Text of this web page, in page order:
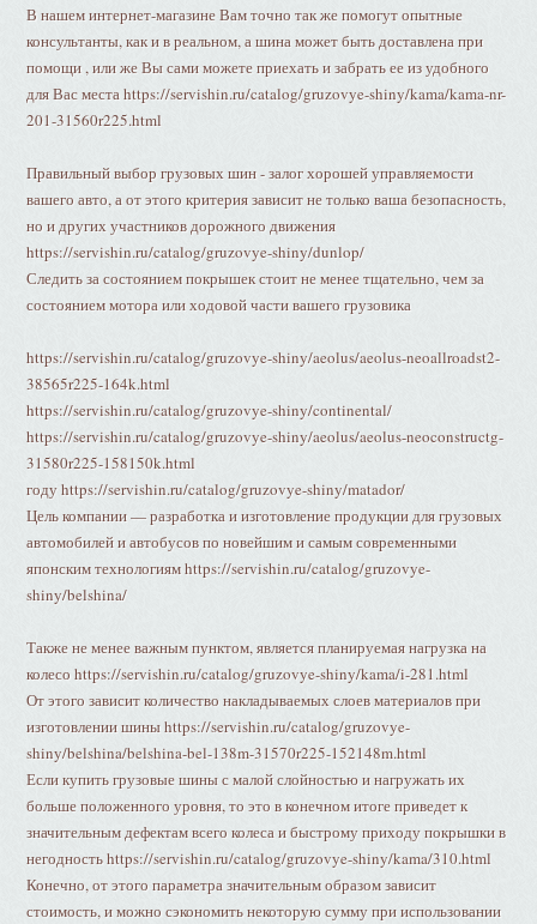
В нашем интернет-магазине Вам точно так же помогут опытные
консультанты, как и в реальном, а шина может быть доставлена при
помощи , или же Вы сами можете приехать и забрать ее из удобного
для Вас места https://servishin.ru/catalog/gruzovye-shiny/kama/kama-nr-
201-31560r225.html
Правильный выбор грузовых шин - залог хорошей управляемости
вашего авто, а от этого критерия зависит не только ваша безопасность,
но и других участников дорожного движения
https://servishin.ru/catalog/gruzovye-shiny/dunlop/
Следить за состоянием покрышек стоит не менее тщательно, чем за
состоянием мотора или ходовой части вашего грузовика
https://servishin.ru/catalog/gruzovye-shiny/aeolus/aeolus-neoallroadst2-
38565r225-164k.html
https://servishin.ru/catalog/gruzovye-shiny/continental/
https://servishin.ru/catalog/gruzovye-shiny/aeolus/aeolus-neoconstructg-
31580r225-158150k.html
году https://servishin.ru/catalog/gruzovye-shiny/matador/
Цель компании — разработка и изготовление продукции для грузовых
автомобилей и автобусов по новейшим и самым современными
японским технологиям https://servishin.ru/catalog/gruzovye-
shiny/belshina/
Также не менее важным пунктом, является планируемая нагрузка на
колесо https://servishin.ru/catalog/gruzovye-shiny/kama/i-281.html
От этого зависит количество накладываемых слоев материалов при
изготовлении шины https://servishin.ru/catalog/gruzovye-
shiny/belshina/belshina-bel-138m-31570r225-152148m.html
Если купить грузовые шины с малой слойностью и нагружать их
больше положенного уровня, то это в конечном итоге приведет к
значительным дефектам всего колеса и быстрому приходу покрышки в
негодность https://servishin.ru/catalog/gruzovye-shiny/kama/310.html
Конечно, от этого параметра значительным образом зависит
стоимость, и можно сэкономить некоторую сумму при использовании